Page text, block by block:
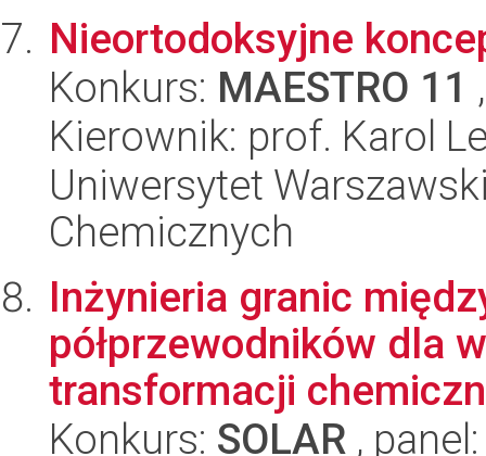
Nieortodoksyjne
Konkurs: MAESTRO 11
Kierownik: prof. Karol
Uniwersytet
Chemicznych
Inżynieria granic
półprzewodników dla
transformacji
Konkurs: SOLAR ,